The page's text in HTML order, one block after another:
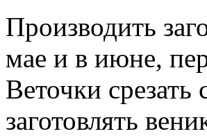
Производить
мае и в июне,
Веточки срезать
заготовлять